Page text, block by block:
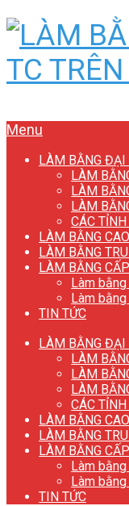
Menu
LÀM BẰNG ĐẠI
LÀM
LÀM
LÀM
CÁC
LÀM BẰNG
LÀM BẰNG
LÀM BẰNG
Làm
Làm
TIN TỨC
LÀM BẰNG ĐẠI
LÀM
LÀM
LÀM
CÁC
LÀM BẰNG
LÀM BẰNG
LÀM BẰNG
Làm
Làm
TIN TỨC